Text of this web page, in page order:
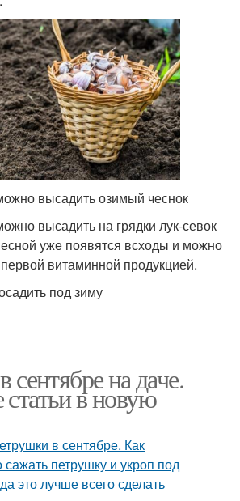
высадить озимый чеснок
высадить на грядки лук-севок
уже появятся всходы и можно
витаминной продукцией.
под зиму
сентябре на даче.
в новую